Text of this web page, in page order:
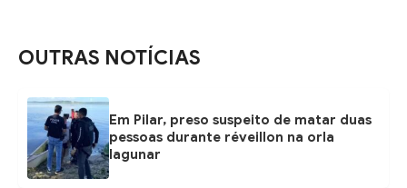
OUTRAS NOTÍCIAS
Em Pilar, preso suspeito de matar duas
pessoas durante réveillon na orla
lagunar